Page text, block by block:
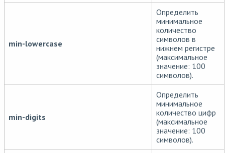
min-lowercase
Определить
минимальное
количество
символов в
нижнем регистре
(максимальное
значение: 100
символов).
min-digits
Определить
минимальное
количество цифр
(максимальное
значение: 100
символов).